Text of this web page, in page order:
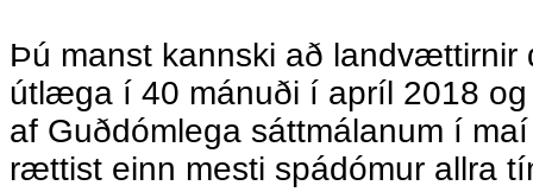
Þú manst kannski að
útlæga í 40 mánuði í apríl 2018
af Guðdómlega sáttmálanum í
rættist einn mesti spádómur allra